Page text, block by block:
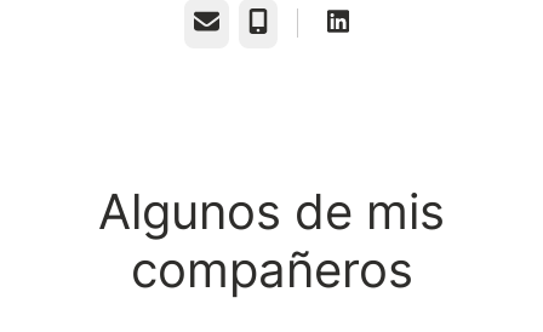
Correo electrónico
Algunos de mis
compañeros